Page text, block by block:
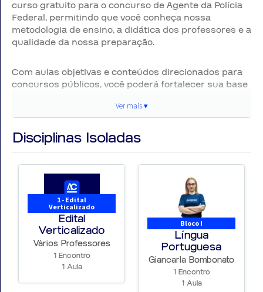
curso gratuito para o concurso de Agente da Polícia
Federal, permitindo que você conheça nossa
metodologia de ensino, a didática dos professores e a
qualidade da nossa preparação.
Com aulas objetivas e conteúdos direcionados para
concursos públicos, você poderá fortalecer sua base
das carreiras policiais mais respeitadas do país.
🚀 Comece agora sua preparação e aumente suas
chances de conquistar sua vaga na Polícia Federal.
📌 Principais Detalhes do Concurso
ÓRGÃO: Polícia Federal
ESTADO: Nacional
CARGO: Agente da Polícia Federal
Ver mais ▾
Disciplinas Isoladas
1 - Edital
Verticalizado
Edital
Verticalizado
Vários Professores
1 Encontro
1 Aula
Bloco I
Língua
Portuguesa
Giancarla Bombonato
1 Encontro
1 Aula